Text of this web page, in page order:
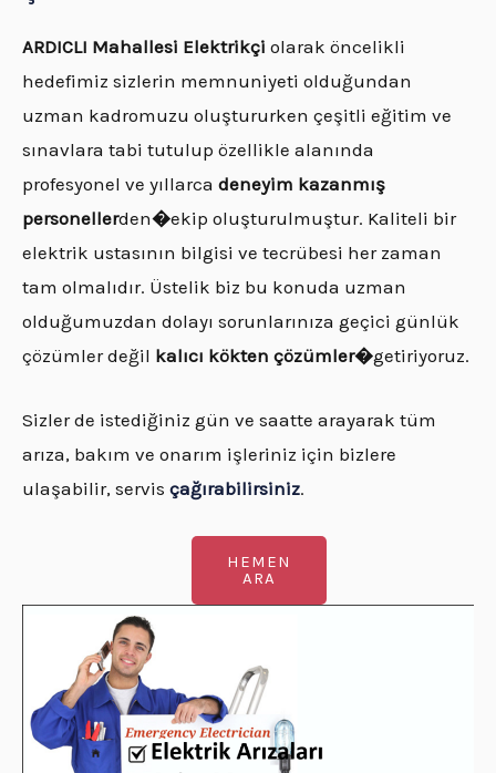
ARDICLI Mahallesi Elektrikçi olarak öncelikli
hedefimiz sizlerin memnuniyeti olduğundan
uzman kadromuzu oluştururken çeşitli eğitim ve
sınavlara tabi tutulup özellikle alanında
profesyonel ve yıllarca deneyim kazanmış
personellerden�ekip oluşturulmuştur. Kaliteli bir
elektrik ustasının bilgisi ve tecrübesi her zaman
tam olmalıdır. Üstelik biz bu konuda uzman
olduğumuzdan dolayı sorunlarınıza geçici günlük
çözümler değil kalıcı kökten çözümler�getiriyoruz.
Sizler de istediğiniz gün ve saatte arayarak tüm
arıza, bakım ve onarım işleriniz için bizlere
ulaşabilir, servis çağırabilirsiniz.
HEMEN
ARA